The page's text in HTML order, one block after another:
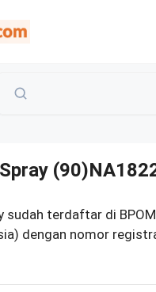
sudah terdaftar di
dengan nomor